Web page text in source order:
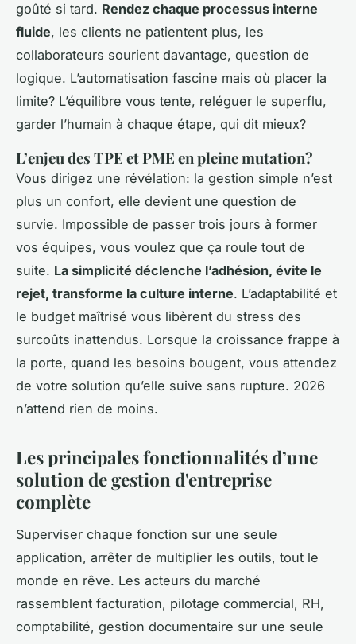
goûté si tard. Rendez chaque processus interne
fluide, les clients ne patientent plus, les
collaborateurs sourient davantage, question de
logique. L’automatisation fascine mais où placer la
limite? L’équilibre vous tente, reléguer le superflu,
garder l’humain à chaque étape, qui dit mieux?
L’enjeu des TPE et PME en pleine mutation?
Vous dirigez une révélation: la gestion simple n’est
plus un confort, elle devient une question de
survie. Impossible de passer trois jours à former
vos équipes, vous voulez que ça roule tout de
suite. La simplicité déclenche l’adhésion, évite le
rejet, transforme la culture interne. L’adaptabilité et
le budget maîtrisé vous libèrent du stress des
surcoûts inattendus. Lorsque la croissance frappe à
la porte, quand les besoins bougent, vous attendez
de votre solution qu’elle suive sans rupture. 2026
n’attend rien de moins.
Les principales fonctionnalités d’une
solution de gestion d'entreprise
complète
Superviser chaque fonction sur une seule
application, arrêter de multiplier les outils, tout le
monde en rêve. Les acteurs du marché
rassemblent facturation, pilotage commercial, RH,
comptabilité, gestion documentaire sur une seule